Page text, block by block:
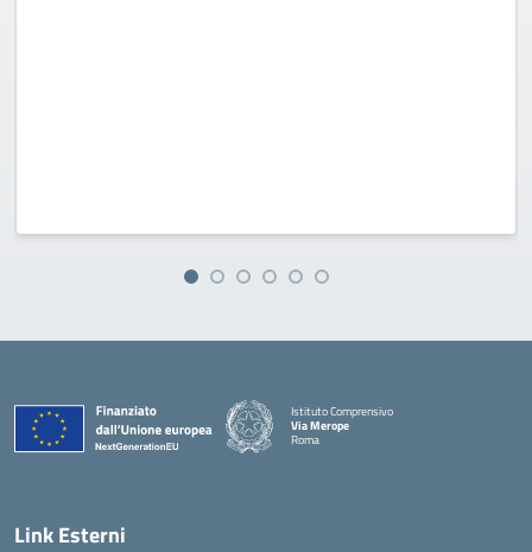
Istituto Comprensivo
Via Merope
Roma
Link Esterni